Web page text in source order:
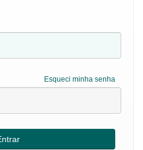
Esqueci minha senha